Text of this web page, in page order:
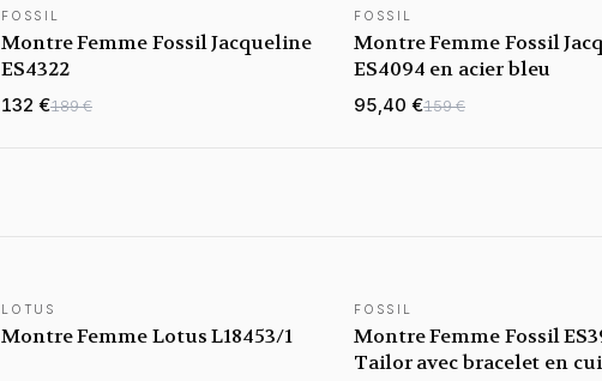
FOSSIL
Montre Femme Fossil Jacqueline
ES4322
132 €189 €
FOSSIL
Montre Femme Fossil
ES4094 en acier bleu
95,40 €159 €
LOTUS
Montre Femme Lotus L18453/1
FOSSIL
Montre Femme Fossil
Tailor avec bracelet en